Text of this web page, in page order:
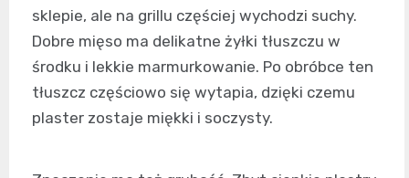
sklepie, ale na grillu częściej wychodzi suchy.
Dobre mięso ma delikatne żyłki tłuszczu w
środku i lekkie marmurkowanie. Po obróbce ten
tłuszcz częściowo się wytapia, dzięki czemu
plaster zostaje miękki i soczysty.